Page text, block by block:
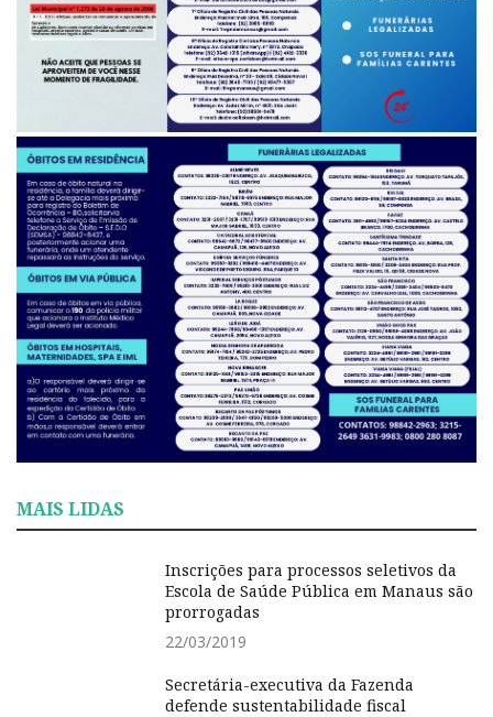
MAIS LIDAS
Inscrições para processos seletivos da
Escola de Saúde Pública em Manaus são
prorrogadas
22/03/2019
Secretária-executiva da Fazenda
defende sustentabilidade fiscal